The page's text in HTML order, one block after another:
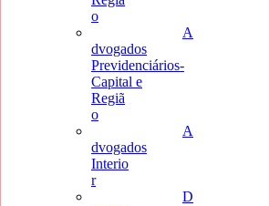
o
A
dvogados
Previdenciários-
Capital e
Regiã
o
A
dvogados
Interio
r
D